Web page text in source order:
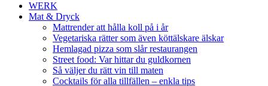
WERK
Mat & Dryck
Mattrender att hålla koll på i år
Vegetariska rätter som även köttälskare älskar
Hemlagad pizza som slår restaurangen
Street food: Var hittar du guldkornen
Så väljer du rätt vin till maten
Cocktails för alla tillfällen – enkla tips